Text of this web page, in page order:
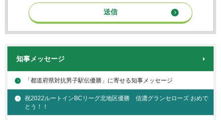
知事メッセージ
「都道府県対抗男子駅伝優勝」に寄せる知事メッセージ
祝2022ルートインBCリーグ北地区優勝 信濃グランセローズ おめで
とう！！